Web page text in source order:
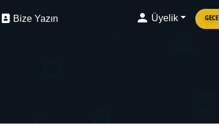
Bize Yazın Üyelik GECE